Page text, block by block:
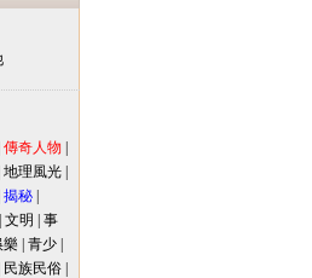
傳奇人物
地理風光
揭秘
文明
事
樂 青少
民族民俗